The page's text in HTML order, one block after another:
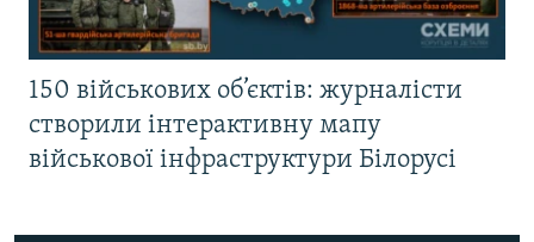
150 військових об’єктів: журналісти
створили інтерактивну мапу
військової інфраструктури Білорусі